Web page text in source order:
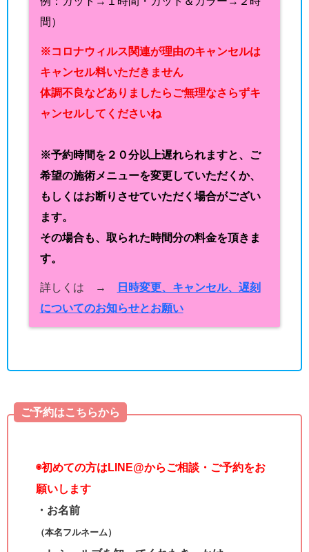
間）
※コロナウィルス関連が理由のキャンセルは
キャンセル料いただきません
体調不良などありましたらご無理なさらずキ
ャンセルしてくださいね
※予約時間を２０分以上遅れられますと、ご
希望の施術メニューを変更していただくか、
もしくはお断りさせていただく場合がござい
ます。
その場合も、取られた時間分の料金を頂きま
す。
詳しくは →
日時変更、キャンセル、遅刻
についてのお知らせとお願い
ご予約はこちらから
◉初めての方はLINE@からご相談・ご予約をお
願いします
・お名前
（本名フルネーム）